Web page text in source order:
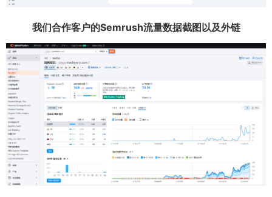
我们合作客户的Semrush流量数据截图以及外链